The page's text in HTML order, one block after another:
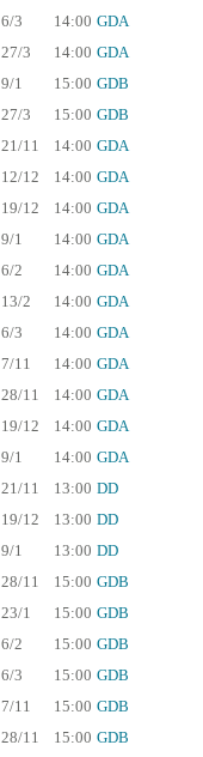
6/3 14:00 GDA
27/3 14:00 GDA
9/1 15:00 GDB
27/3 15:00 GDB
21/11 14:00 GDA
12/12 14:00 GDA
19/12 14:00 GDA
9/1 14:00 GDA
6/2 14:00 GDA
13/2 14:00 GDA
6/3 14:00 GDA
7/11 14:00 GDA
28/11 14:00 GDA
19/12 14:00 GDA
9/1 14:00 GDA
21/11 13:00 DD
19/12 13:00 DD
9/1 13:00 DD
28/11 15:00 GDB
23/1 15:00 GDB
6/2 15:00 GDB
6/3 15:00 GDB
7/11 15:00 GDB
28/11 15:00 GDB